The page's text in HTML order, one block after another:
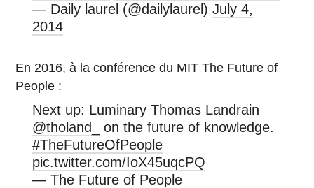
— Daily laurel (@dailylaurel)July 4,
2014
En 2016, à la conférence du MIT The Future of
People :
Next up: Luminary Thomas Landrain
@tholand_
on the future of knowledge.
#TheFutureOfPeople
pic.twitter.com/IoX45uqcPQ
— The Future of People